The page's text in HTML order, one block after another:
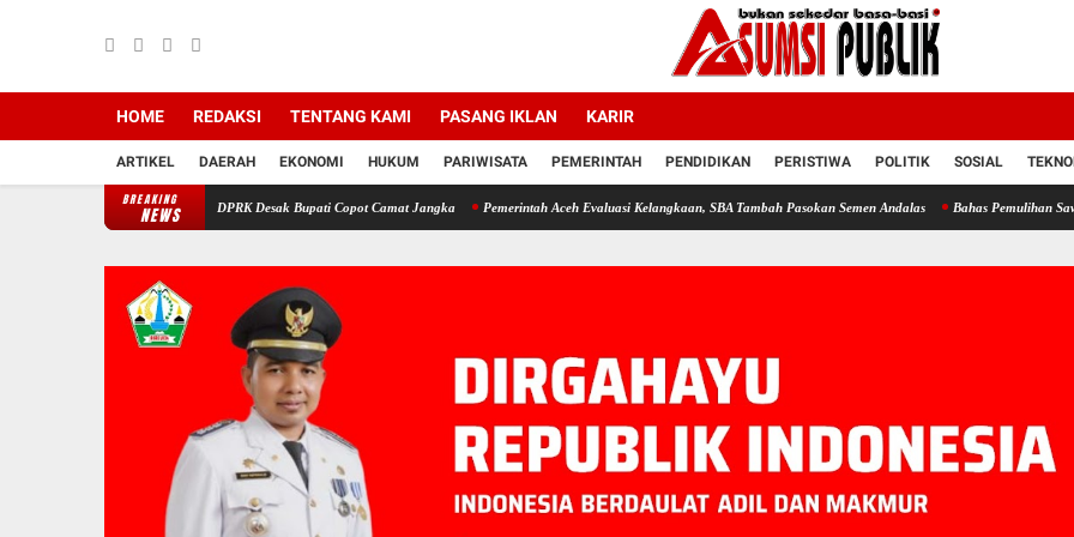
HOME REDAKSI TENTANG KAMI PASANG IKLAN KARIR
ARTIKEL DAERAH EKONOMI HUKUM PARIWISATA PEMERINTAH PENDIDIKAN PERISTIWA POLITIK SOSIAL
BREAKING
NEWS
Bireuen: Pimpinan DPRK Desak Bupati Copot Camat Jangka Pemerintah Aceh Evaluasi Kelangkaan, SBA Tambah Pasokan Semen Andalas Bahas Pemulihan Sawah dan